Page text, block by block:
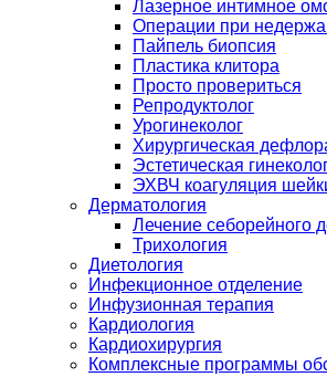
Лазерное интимное
Операции при
Пайпель биопсия
Пластика клитора
Просто провериться
Репродуктолог
Урогинеколог
Хирургическая
Эстетическая
ЭХВЧ коагуляция
Дерматология
Лечение себорейного
Трихология
Диетология
Инфекционное отделение
Инфузионная терапия
Кардиология
Кардиохирургия
Комплексные программы